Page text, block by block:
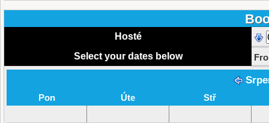
Hosté
Select your dates below
Pon Úte Stř